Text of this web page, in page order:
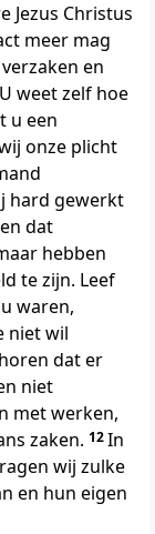
Jezus Christus
meer mag
en
U weet zelf hoe
u een
onze plicht
hard gewerkt
dat
hebben
te zijn. Leef
waren,
niet wil
dat er
niet
met werken,
zaken. 12In
wij zulke
en hun eigen